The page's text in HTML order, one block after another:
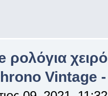
ρολόγια
Vintage